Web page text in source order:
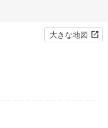
大きな地図